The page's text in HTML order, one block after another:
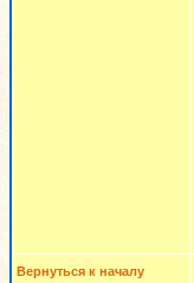
Вернуться к началу